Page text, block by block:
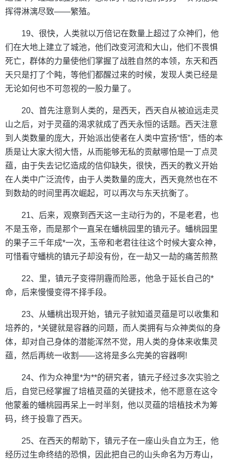
挥得淋漓尽致——繁殖。
19、很快，人类就以万倍记在数量上超过了众神们，他
们在大地上建立了城池，他们改变河流和大山，他们不畏惧
死亡，群体的力量使他们掌握了战胜自然的本领，东天和西
天只是打了个盹，等他们都醒过来的时候，发现人类已经是
无论如何也不可忽视的一股力量了。
20、首先注意到人类的，是西天，西天自从被迫远走灵
山之后，对于灵蕴的渴求就成了西天永恒的话题。西天注意
到人类数量的庞大，开始派出使者在人类中宣扬“悟”，悟的本
质是让大家大彻大悟，从而能够无私的贡献哪怕是一丁点灵
蕴，由于失去记忆造成的信仰缺失，很快，西天的教义开始
在人类中广泛流传，由于人类数量的庞大，西天竟然也在不
到数劫的时间里再次崛起，可以再次与东天抗衡了。
21、后来，观察到西天这一主动行为的，不是老君，也
不是玉帝，而是那个一直呆在蟠桃园里的镇元子。蟠桃园里
的果子三千年成*一次，玉帝和老君往往这个时候大宴众神，
可惜看守蟠桃的镇元子却没有份，在一劫又一劫的痛苦煎熬
22、里，镇元子变得阴霾而险恶，他急于延长自己的*
命，后来慢慢变得不择手段。
23、从蟠桃出现开始，镇元子就知道灵蕴是可以收集和
培养的，*关键就是容器的问题，而人类拥有与众神类似的身
体，却对自己身体的潜能浑然不觉，用人类的身体来收集灵
蕴，然后再统一收割——这将是多么完美的容器啊!
24、作为众神里*为**的研究者，镇元子经过多次实验之
后，自觉已经掌握了培植灵蕴的关键技术，他不愿意在这令
他蒙羞的蟠桃园再呆上一时半刻，他以灵蕴的培植技术为筹
码，终于投靠了西天。
25、在西天的帮助下，镇元子在一座山头自立为王，他
经历过生命终结的恐惧，因此把自己的山头命名为万寿山，